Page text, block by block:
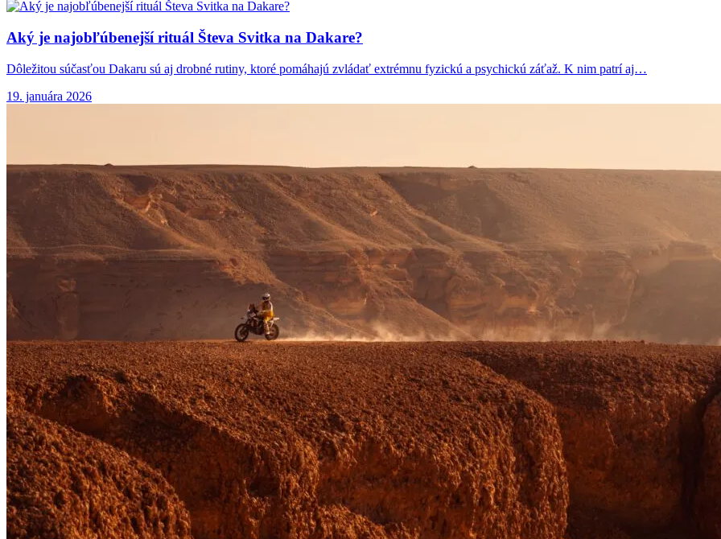
Aký je najobľúbenejšírituál Števa Svitka na Dakare?
Dôležitou súčasťou Dakaru sú aj drobné rutiny, ktoré pomáhajú zvládať extrémnu fyzickú a psychickú záťaž. K nim patrí aj…
19. januára 2026